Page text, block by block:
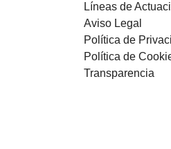
Líneas de
Aviso Legal
Política de
Política de
Transparencia